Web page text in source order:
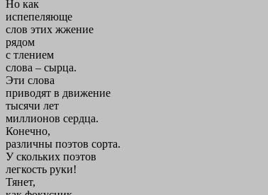
Но как
испепеляюще
слов этих жжение
рядом
с тлением
слова – сырца.
Эти слова
приводят в движение
тысячи лет
миллионов сердца.
Конечно,
различны поэтов сорта.
У скольких поэтов
легкость руки!
Тянет,